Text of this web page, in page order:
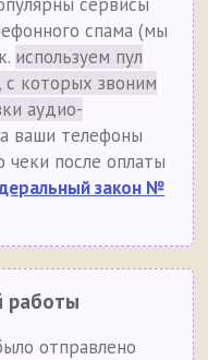
спама (мы
используем пул
с которых звоним
аудио-
ваши телефоны
чеки после оплаты
закон №
работы
отправлено